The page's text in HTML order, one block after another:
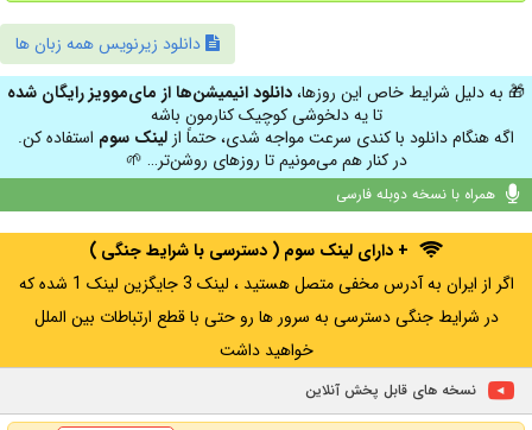
دانلود زیرنویس همه زبان ها
🎁 به دلیل شرایط خاص این روزها،دانلود انیمیشن‌ها از مای‌موویز رایگان شده
تا یه دلخوشی کوچیک کنارمون باشه
اگه هنگام دانلود با کندی سرعت مواجه شدی، حتماً از لینک سوم استفاده کن.
در کنار هم می‌مونیم تا روزهای روشن‌تر… 🌱
همراه با نسخه دوبله فارسی
+ دارای لینک سوم ( دسترسی با شرایط جنگی )
اگر از ایران به آدرس مخفی متصل هستید ، لینک 3 جایگزین لینک 1 شده که
در شرایط جنگی دسترسی به سرور ها رو حتی با قطع ارتباطات بین الملل
خواهید داشت
نسخه های قابل پخش آنلاین